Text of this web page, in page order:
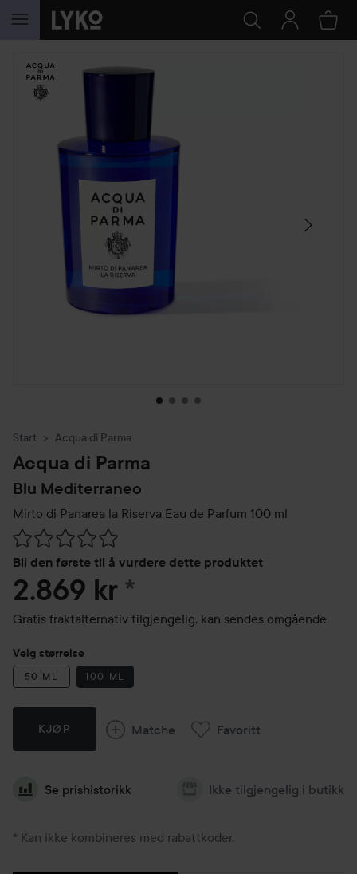
GÅ TIL INNHOLD
HOPP OVER SEKSJON
Start Acqua di Parma
Acqua di Parma
Blu Mediterraneo
Mirto di Panarea la Riserva Eau de Parfum 100 ml
Bli den første til å vurdere dette produktet
Gå til Vurderinger & anmeldelser
2.869 kr *
Gratis fraktalternativ tilgjengelig, kan sendes omgående
Velg størrelse
50 ML 100 ML
KJØP Matche Favoritt
Se prishistorikk Ikke tilgjengelig i butikk
* Kan ikke kombineres med rabattkoder.